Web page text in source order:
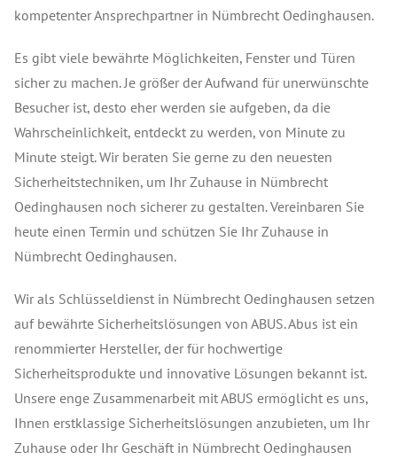
kompetenter Ansprechpartner in Nümbrecht Oedinghausen.
Es gibt viele bewährte Möglichkeiten, Fenster und Türen
sicher zu machen. Je größer der Aufwand für unerwünschte
Besucher ist, desto eher werden sie aufgeben, da die
Wahrscheinlichkeit, entdeckt zu werden, von Minute zu
Minute steigt. Wir beraten Sie gerne zu den neuesten
Sicherheitstechniken, um Ihr Zuhause in Nümbrecht
Oedinghausen noch sicherer zu gestalten. Vereinbaren Sie
heute einen Termin und schützen Sie Ihr Zuhause in
Nümbrecht Oedinghausen.
Wir als Schlüsseldienst in Nümbrecht Oedinghausen setzen
auf bewährte Sicherheitslösungen von ABUS. Abus ist ein
renommierter Hersteller, der für hochwertige
Sicherheitsprodukte und innovative Lösungen bekannt ist.
Unsere enge Zusammenarbeit mit ABUS ermöglicht es uns,
Ihnen erstklassige Sicherheitslösungen anzubieten, um Ihr
Zuhause oder Ihr Geschäft in Nümbrecht Oedinghausen